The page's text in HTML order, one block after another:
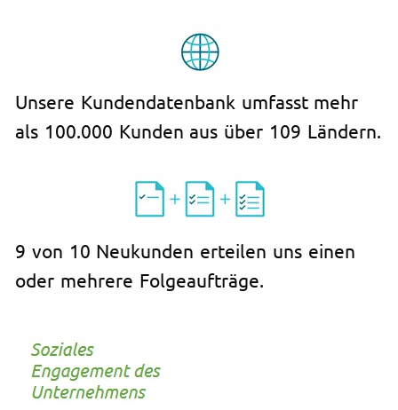
Unsere Kundendatenbank umfasst mehr
als 100.000 Kunden aus über 109 Ländern.
9 von 10 Neukunden erteilen uns einen
oder mehrere Folgeaufträge.